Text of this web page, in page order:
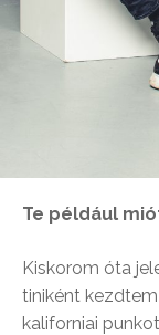
Te például
Kiskorom óta
tiniként
kaliforniai